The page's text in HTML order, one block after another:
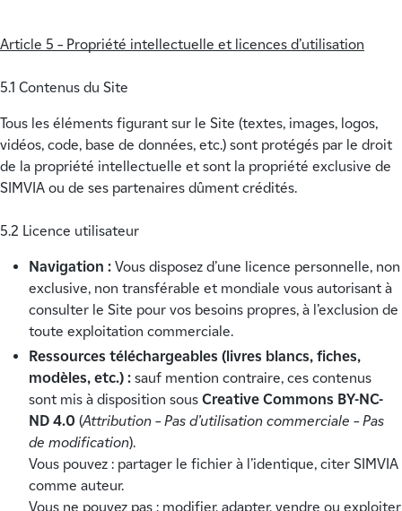
Article 5 – Propriété intellectuelle et licences d’utilisation
5.1 Contenus du Site
Tous les éléments figurant sur le Site (textes, images, logos,
vidéos, code, base de données, etc.) sont protégés par le droit
de la propriété intellectuelle et sont la propriété exclusive de
SIMVIA ou de ses partenaires dûment crédités.
5.2 Licence utilisateur
Navigation : Vous disposez d’une licence personnelle, non
exclusive, non transférable et mondiale vous autorisant à
consulter le Site pour vos besoins propres, à l’exclusion de
toute exploitation commerciale.
Ressources téléchargeables (livres blancs, fiches,
modèles, etc.) : sauf mention contraire, ces contenus
sont mis à disposition sous Creative Commons BY-NC-
ND 4.0 (Attribution – Pas d’utilisation commerciale – Pas
de modification).
Vous pouvez : partager le fichier à l’identique, citer SIMVIA
comme auteur.
Vous ne pouvez pas : modifier, adapter, vendre ou exploiter